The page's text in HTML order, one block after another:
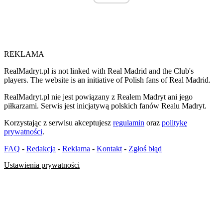
REKLAMA
RealMadryt.pl is not linked with Real Madrid and the Club's
players. The website is an initiative of Polish fans of Real Madrid.
RealMadryt.pl nie jest powiązany z Realem Madryt ani jego
piłkarzami. Serwis jest inicjatywą polskich fanów Realu Madryt.
Korzystając z serwisu akceptujesz regulamin oraz politykę
prywatności.
FAQ - Redakcja - Reklama - Kontakt - Zgłoś błąd
Ustawienia prywatności